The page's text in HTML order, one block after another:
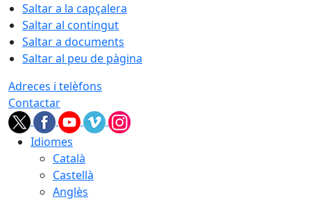
Saltar a la capçalera
Saltar al contingut
Saltar a documents
Saltar al peu de pàgina
Adreces i telèfons
Contactar
Idiomes
Català
Castellà
Anglès